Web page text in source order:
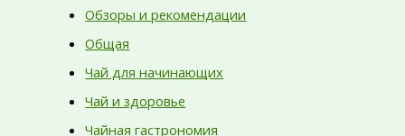
Обзоры и рекомендации
Общая
Чай для начинающих
Чай и здоровье
Чайная гастрономия